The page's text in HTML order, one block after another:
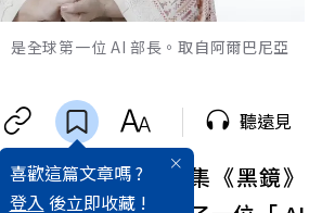
是全球第一位 AI 部長。取自阿爾巴尼亞
喜歡這篇文章嗎 ?
登入 後立即收藏 !
聽遠見
人物只會出現在影集《黑鏡》